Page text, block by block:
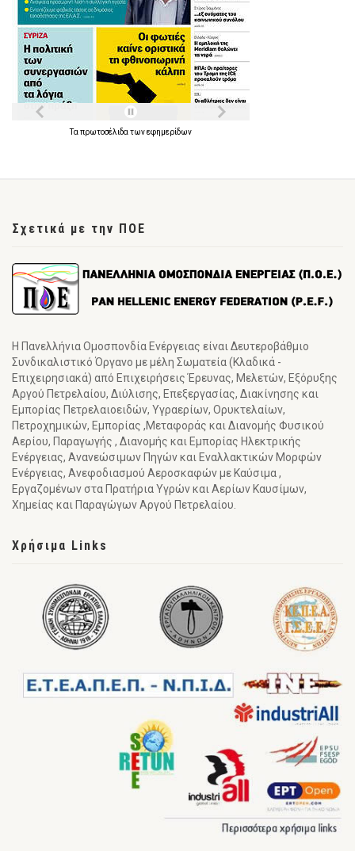
Τα πρωτοσέλιδα τωνεφημερίδων
Σχετικά με την ΠΟΕ
Η Πανελλήνια Ομοσπονδία Ενέργειας είναι Δευτεροβάθμιο
Συνδικαλιστικό Όργανο με μέλη Σωματεία (Κλαδικά -
Επιχειρησιακά) από Επιχειρήσεις Έρευνας, Μελετών, Εξόρυξης
Αργού Πετρελαίου, Διύλισης, Επεξεργασίας, Διακίνησης και
Εμπορίας Πετρελαιοειδών, Υγραερίων, Ορυκτελαίων,
Πετροχημικών, Εμπορίας ,Μεταφοράς και Διανομής Φυσικού
Αερίου, Παραγωγής , Διανομής και Εμπορίας Ηλεκτρικής
Ενέργειας, Ανανεώσιμων Πηγών και Εναλλακτικών Μορφών
Ενέργειας, Ανεφοδιασμού Αεροσκαφών με Καύσιμα ,
Εργαζομένων στα Πρατήρια Υγρών και Αερίων Καυσίμων,
Χημείας και Παραγώγων Αργού Πετρελαίου.
Χρήσιμα Links